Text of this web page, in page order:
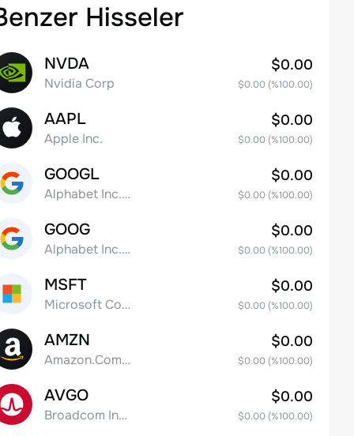
Hisseler
NVDA
Nvidia Corp
$0.00
$0.00(%100.00)
AAPL
Apple Inc.
$0.00
$0.00(%100.00)
GOOGL
Alphabet Inc. Class A Common Stock
$0.00
$0.00(%100.00)
GOOG
Alphabet Inc. Class C Capital Stock
$0.00
$0.00(%100.00)
MSFT
Microsoft Corp
$0.00
$0.00(%100.00)
AMZN
Amazon.Com Inc
$0.00
$0.00(%100.00)
AVGO
Broadcom Inc. Common Stock
$0.00
$0.00(%100.00)